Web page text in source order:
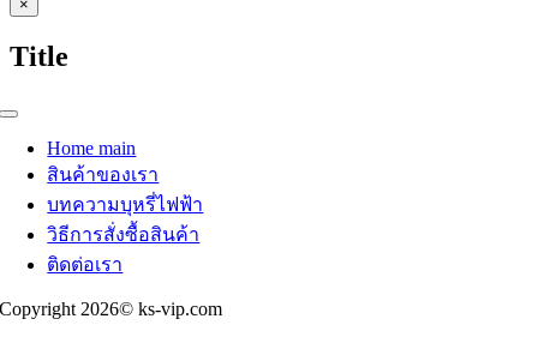
product
view
×
Title
Toggle
NavigationHome main
สินค้าของเรา
บทความบุหรี่ไฟฟ้า
วิธีการสั่งซื้อสินค้า
ติดต่อเรา
Copyright 2026© ks-vip.com